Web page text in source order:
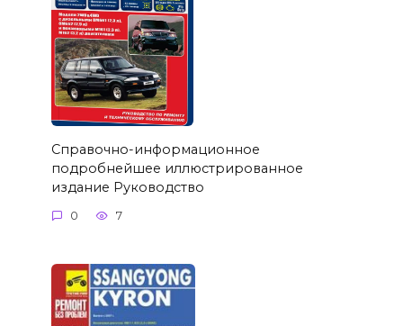
Справочно-информационное
подробнейшее иллюстрированное
издание Руководство
0 7